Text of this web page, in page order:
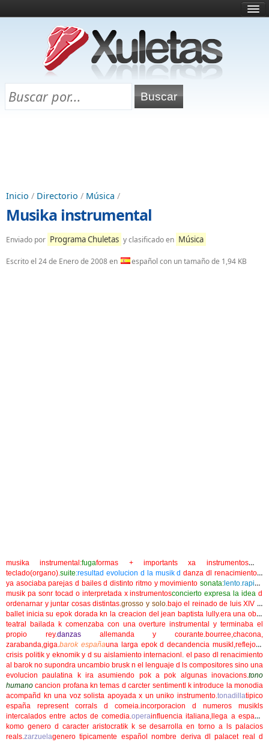
¿Qué es esto?
Directorio
Chuletas para exámenes
Inicio / Directorio / Música /
Musika instrumental
Enviado por Programa Chuletas y clasificado en Música
Escrito el 24 de Enero de 2008en español con un tamaño de 1,94 KB
musika instrumental:fugaformas + importants xa instrumentos d
teclado(organo).suite:resultad evolucion d la musik ddanza dl renacimiento k
ya asociaba parejas d bailes d distinto ritmo y movimiento sonata: lento.rapido
musik pa sonr tocad o interpretada x instrumentosconcierto expresa la idead
ordenarnar y juntar cosas distintas.grosso y solo.bajo el reinado de luis XIV el
ballet inicia su epok dorada kn la creacion deljean baptista lully.era una obra
teatral bailada k comenzaba con una overture instrumental y terminaba el
propio rey.danzasallemanda y courante.bourree,chacona,
zarabanda,giga.barok españauna larga epok d decandencia musikl,reflejo d
crisis politik y eknomik y d su aislamiento internacionl. el paso dl renacimiento
al barok no supondra uncambio brusk n el lenguaje d ls compositores sino una
evolucion paulatina k ira asumiendo pok a pok algunas inovacions.tono
humano cancion profana kn temas d carcter sentimentl k introduce la monodia
acompañd kn una voz solista apoyada x un uniko instrumento.tonadillatipico
españa represent corrals d comeia.incorporacion d numeros musikls
intercalados entre actos de comedia.operainfluencia italiana,llega a españa
komo genero d caracter aristocratik k se desarrolla en torno a ls palacios
reals.zarzuelagenero tipicamente español nombre deriva dl palacet real d